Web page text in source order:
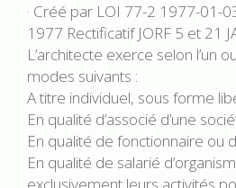
· Créé par LOI 77-2 1977-01-
1977 Rectificatif JORF 5 et 21
L’architecte exerce selon l’un
modes suivants :
A titre individuel, sous forme
En qualité d’associé d’une
En qualité de fonctionnaire ou
En qualité de salarié